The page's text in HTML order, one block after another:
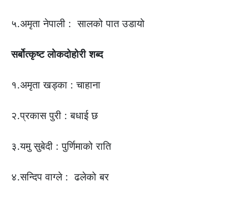
५.अमृता नेपाली : सालको पात उडायो
सर्बोत्कृष्ट लोकदोहोरी शब्द
१.अमृता खड्का : चाहाना
२.प्रकास पुरी : बधाई छ
३.यमु सुबेदी : पुर्णिमाको राति
४.सन्दिप वाग्ले : ढलेको बर